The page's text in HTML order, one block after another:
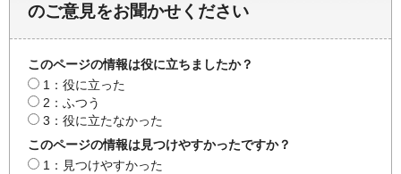
のご意見をお聞かせください
このページの情報は役に立ちましたか？
1：役に立った
2：ふつう
3：役に立たなかった
このページの情報は見つけやすかったですか？
1：見つけやすかった